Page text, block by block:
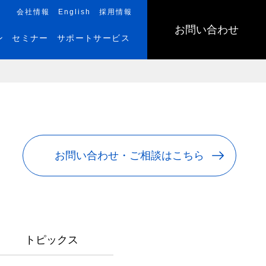
お問い合わせ
会社情報 English 採用情報
セミナー サポートサービス
お問い合わせ・ご相談はこちら
トピックス